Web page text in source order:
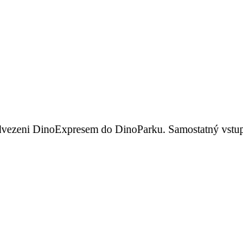
DinoExpresem do DinoParku. Samostatný